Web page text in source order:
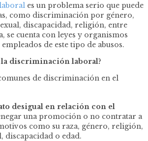
es un problema serio que puede
como discriminación por género,
discapacidad, religión, entre
se cuenta con leyes y organismos
de este tipo de abusos.
discriminación laboral?
de discriminación en el
desigual en relación con el
una promoción o no contratar a
como su raza, género, religión,
discapacidad o edad.